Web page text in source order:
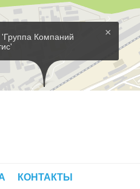
×
Компаний
КОНТАКТЫ